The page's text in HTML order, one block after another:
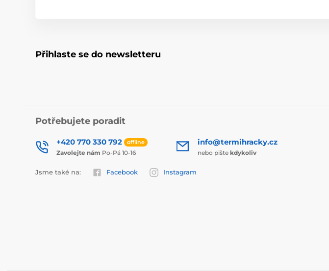
Přihlaste se do newsletteru
Potřebujete poradit
+420 770 330 792 offline
Zavolejte nám Po-Pá 10-16
info@termihracky.cz
nebo pište kdykoliv
Jsme také na: Facebook Instagram